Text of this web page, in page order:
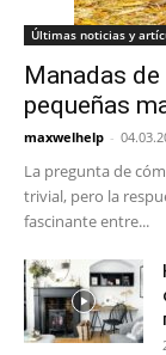
Últimas noticias y
Manadas
pequeñas
maxwelhelp -
La pregunta de
trivial, pero la
fascinante entre...